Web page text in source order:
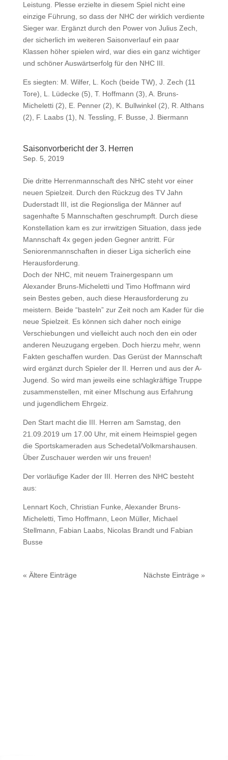
Leistung. Plesse erzielte in diesem Spiel nicht eine
einzige Führung, so dass der NHC der wirklich verdiente
Sieger war. Ergänzt durch den Power von Julius Zech,
der sicherlich im weiteren Saisonverlauf ein paar
Klassen höher spielen wird, war dies ein ganz wichtiger
und schöner Auswärtserfolg für den NHC III.
Es siegten: M. Wilfer, L. Koch (beide TW), J. Zech (11
Tore), L. Lüdecke (5), T. Hoffmann (3), A. Bruns-
Micheletti (2), E. Penner (2), K. Bullwinkel (2), R. Althans
(2), F. Laabs (1), N. Tessling, F. Busse, J. Biermann
Saisonvorbericht der 3. Herren
Sep. 5, 2019
Die dritte Herrenmannschaft des NHC steht vor einer
neuen Spielzeit. Durch den Rückzug des TV Jahn
Duderstadt III, ist die Regionsliga der Männer auf
sagenhafte 5 Mannschaften geschrumpft. Durch diese
Konstellation kam es zur irrwitzigen Situation, dass jede
Mannschaft 4x gegen jeden Gegner antritt. Für
Seniorenmannschaften in dieser Liga sicherlich eine
Herausforderung.
Doch der NHC, mit neuem Trainergespann um
Alexander Bruns-Micheletti und Timo Hoffmann wird
sein Bestes geben, auch diese Herausforderung zu
meistern. Beide “basteln” zur Zeit noch am Kader für die
neue Spielzeit. Es können sich daher noch einige
Verschiebungen und vielleicht auch noch den ein oder
anderen Neuzugang ergeben. Doch hierzu mehr, wenn
Fakten geschaffen wurden. Das Gerüst der Mannschaft
wird ergänzt durch Spieler der II. Herren und aus der A-
Jugend. So wird man jeweils eine schlagkräftige Truppe
zusammenstellen, mit einer MIschung aus Erfahrung
und jugendlichem Ehrgeiz.
Den Start macht die III. Herren am Samstag, den
21.09.2019 um 17.00 Uhr, mit einem Heimspiel gegen
die Sportskameraden aus Schedetal/Volkmarshausen.
Über Zuschauer werden wir uns freuen!
Der vorläufige Kader der III. Herren des NHC besteht
aus:
Lennart Koch, Christian Funke, Alexander Bruns-
Micheletti, Timo Hoffmann, Leon Müller, Michael
Stellmann, Fabian Laabs, Nicolas Brandt und Fabian
Busse
« Ältere Einträge Nächste Einträge »